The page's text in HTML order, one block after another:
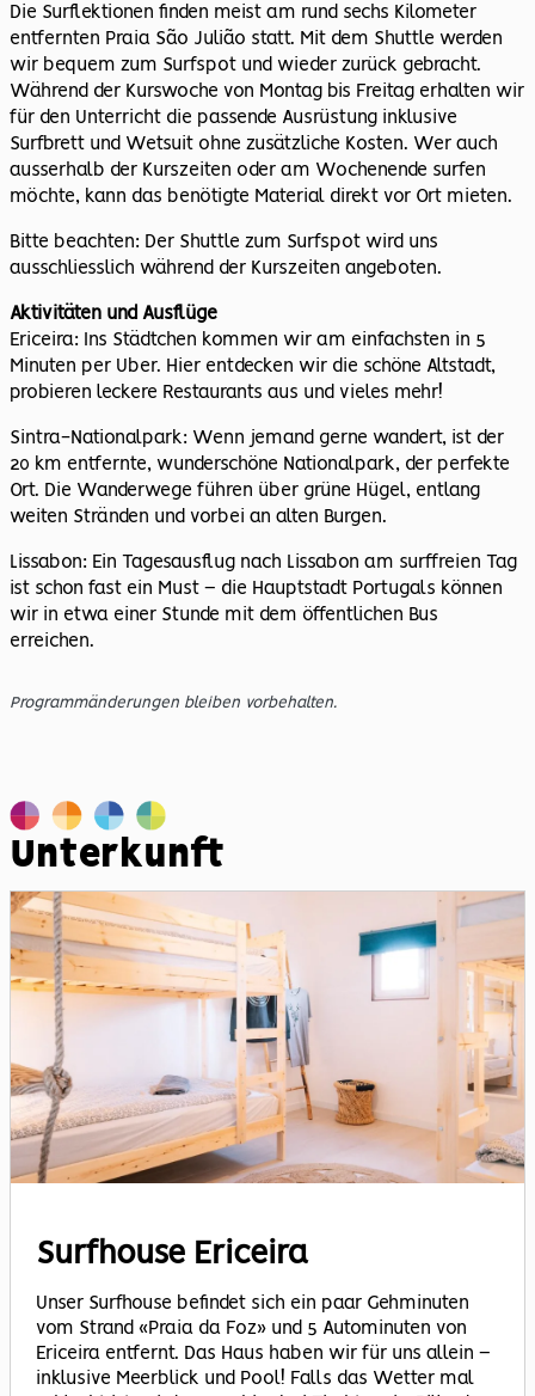
Die Surflektionen finden meist am rund sechs Kilometer
entfernten Praia São Julião statt. Mit dem Shuttle werden
wir bequem zum Surfspot und wieder zurück gebracht.
Während der Kurswoche von Montag bis Freitag erhalten wir
für den Unterricht die passende Ausrüstung inklusive
Surfbrett und Wetsuit ohne zusätzliche Kosten. Wer auch
ausserhalb der Kurszeiten oder am Wochenende surfen
möchte, kann das benötigte Material direkt vor Ort mieten.
Bitte beachten: Der Shuttle zum Surfspot wird uns
ausschliesslich während der Kurszeiten angeboten.
Aktivitäten und Ausflüge
Ericeira: Ins Städtchen kommen wir am einfachsten in 5
Minuten per Uber. Hier entdecken wir die schöne Altstadt,
probieren leckere Restaurants aus und vieles mehr!
Sintra-Nationalpark: Wenn jemand gerne wandert, ist der
20 km entfernte, wunderschöne Nationalpark, der perfekte
Ort. Die Wanderwege führen über grüne Hügel, entlang
weiten Stränden und vorbei an alten Burgen.
Lissabon: Ein Tagesausflug nach Lissabon am surffreien Tag
ist schon fast ein Must – die Hauptstadt Portugals können
wir in etwa einer Stunde mit dem öffentlichen Bus
erreichen.
Programmänderungen bleiben vorbehalten.
Unterkunft
Surfhouse Ericeira
Unser Surfhouse befindet sich ein paar Gehminuten
vom Strand «Praia da Foz» und 5 Autominuten von
Ericeira entfernt. Das Haus haben wir für uns allein –
inklusive Meerblick und Pool! Falls das Wetter mal